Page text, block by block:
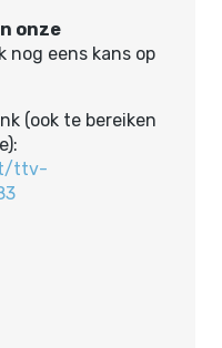
onze
nog eens kans op
(ook te bereiken
ttv-